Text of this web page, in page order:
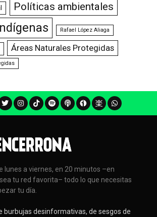
Políticas ambientales
Rafael López Aliaga
Áreas Naturales Protegidas
lunes a viernes, en 20 minutos –en
tu red favorita– todo lo que necesitas
tu día.
burbujas desinformativas, de sesgos de